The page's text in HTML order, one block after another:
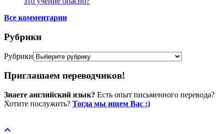
Все комментарии
Рубрики
Рубрики
Приглашаем переводчиков!
Знаете английский язык? Есть опыт письменного перевода?
Хотите послужить? Тогда мы ищем Вас :)